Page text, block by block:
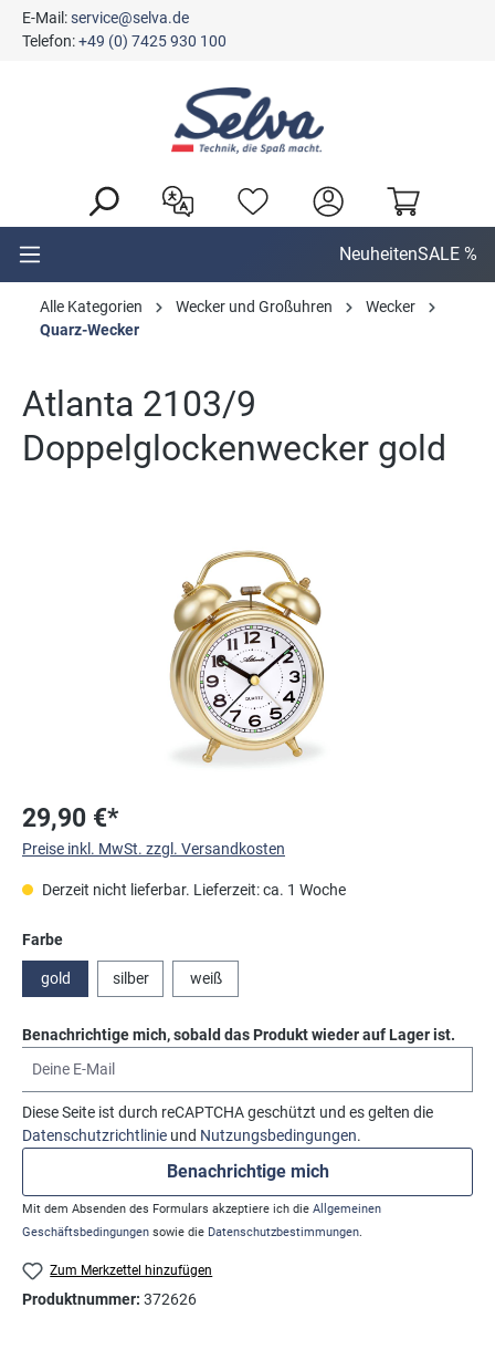
springen
E-Mail:service@selva.de
Telefon:+49 (0) 7425 930 100
NeuheitenSALE %
Alle Kategorien Wecker und Großuhren
Wecker
Quarz-Wecker
Atlanta 2103/9
Doppelglockenwecker gold
29,90 €*
Preise inkl. MwSt. zzgl. Versandkosten
Derzeit nicht lieferbar. Lieferzeit: ca. 1 Woche
Farbeauswählen
gold silber weiß
Benachrichtige mich, sobald das Produkt wieder auf Lager ist.
Diese Seite ist durch reCAPTCHA geschützt und es gelten die
Datenschutzrichtlinie und Nutzungsbedingungen.
Benachrichtige mich
Mit dem Absenden des Formulars akzeptiere ich die Allgemeinen
Geschäftsbedingungen sowie die Datenschutzbestimmungen.
Zum Merkzettel hinzufügen
Produktnummer: 372626